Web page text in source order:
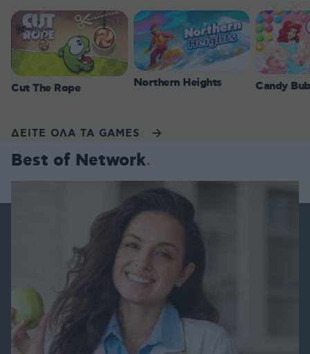
Cut The Rope Northern Heights Candy
ΔΕΙΤΕ ΟΛΑ ΤΑ GAMES
Best of Network